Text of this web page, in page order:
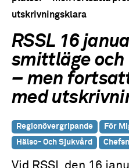
utskrivningsklara
RSSL 16
smittläge
– men
med
Regionövergripande
För
Hälso- Och Sjukvård